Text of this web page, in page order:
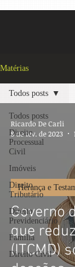
Matérias
Todos posts
Direito
Processual
Civil
Imóveis
Direito
Tributário
Direito
Previdenciário
Família
Direito Civil
Todos posts
Governo
que
(ITCMD)
Herança e
Ricardo De Carli
8 de fev. de 2023